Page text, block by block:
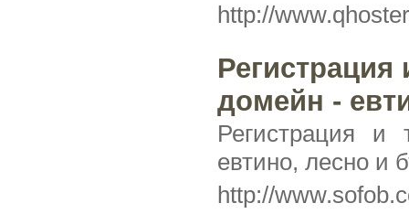
http://
домейн -
Регистрация
евтино, лесно и
http://